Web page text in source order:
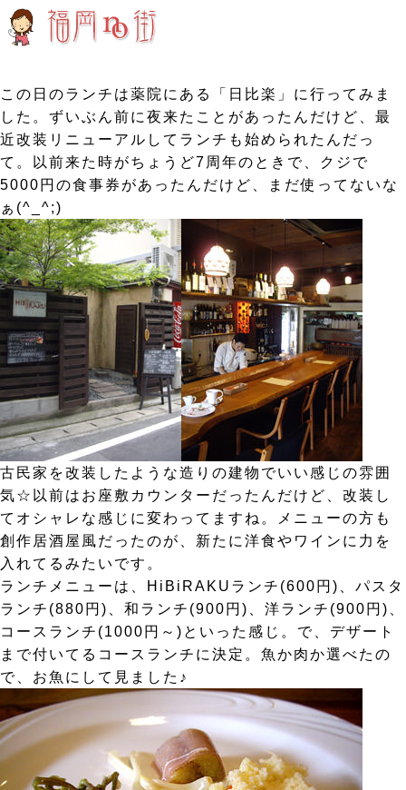
この日のランチは薬院にある「日比楽」に行ってみま
した。ずいぶん前に夜来たことがあったんだけど、最
近改装リニューアルしてランチも始められたんだっ
て。以前来た時がちょうど7周年のときで、クジで
5000円の食事券があったんだけど、まだ使ってないな
ぁ(^_^;)
古民家を改装したような造りの建物でいい感じの雰囲
気☆以前はお座敷カウンターだったんだけど、改装し
てオシャレな感じに変わってますね。メニューの方も
創作居酒屋風だったのが、新たに洋食やワインに力を
入れてるみたいです。
ランチメニューは、HiBiRAKUランチ(600円)、パスタ
ランチ(880円)、和ランチ(900円)、洋ランチ(900円)、
コースランチ(1000円～)といった感じ。で、デザート
まで付いてるコースランチに決定。魚か肉か選べたの
で、お魚にして見ました♪